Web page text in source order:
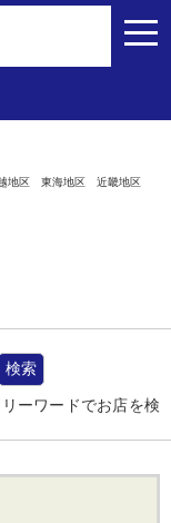
toggle
地区 東海地区 近畿地区
ーワードでお店を検